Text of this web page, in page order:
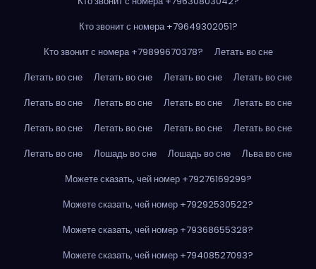
Кто звонит с номера +79649302051?
Кто звонит с номера +79899670378?
Летать во сне
Летать во сне
Летать во сне Летать во сне
Летать во сне
Летать во сне
Летать во сне Летать во сне
Летать во сне
Летать во сне
Летать во сне Летать во сне
Летать во сне
Летать во сне
Лошадь во сне Лошадь во сне
Льва во сне
Можете сказать, чей номер +79276169299?
Можете сказать, чей номер +79292530522?
Можете сказать, чей номер +79368655328?
Можете сказать, чей номер +79408527093?